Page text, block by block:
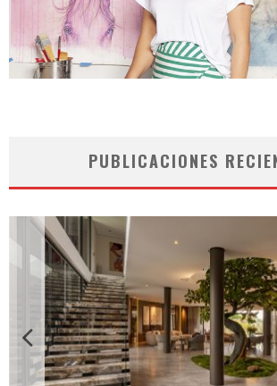
PUBLICACIONES